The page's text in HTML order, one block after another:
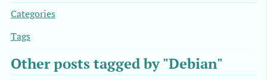
Categories
Tags
Other posts tagged by "Debian"